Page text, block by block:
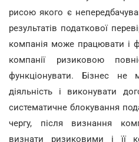
рисою якого є
результатів податкової
компанія може працювати і
компанії ризиковою
функціонувати. Бізнес не
діяльність і виконувати
систематичне блокування
чергу, після визнання
визнати ризиковими і її